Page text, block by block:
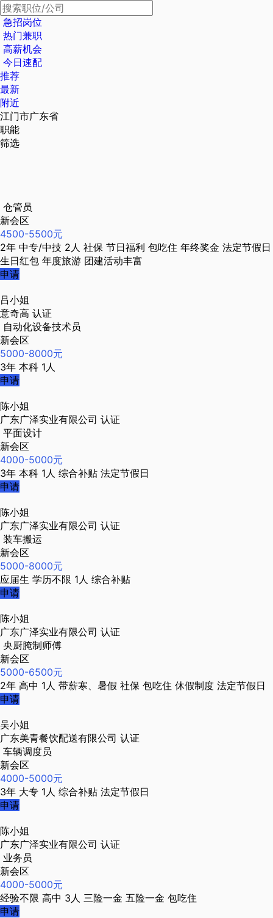
急招岗位
热门兼职
高薪机会
今日速配
推荐
最新
附近
江门市广东省
职能
筛选
仓管员
新会区
4500-5500元
2年 中专/中技 2人 社保 节日福利 包吃住 年终奖金 法定节假日
生日红包 年度旅游 团建活动丰富
申请
吕小姐
意奇高 认证
自动化设备技术员
新会区
5000-8000元
3年 本科 1人
申请
陈小姐
广东广泽实业有限公司 认证
平面设计
新会区
4000-5000元
3年 本科 1人 综合补贴 法定节假日
申请
陈小姐
广东广泽实业有限公司 认证
装车搬运
新会区
5000-8000元
应届生 学历不限 1人 综合补贴
申请
陈小姐
广东广泽实业有限公司 认证
央厨腌制师傅
新会区
5000-6500元
2年 高中 1人 带薪寒、暑假 社保 包吃住 休假制度 法定节假日
申请
吴小姐
广东美青餐饮配送有限公司 认证
车辆调度员
新会区
4000-5000元
3年 大专 1人 综合补贴 法定节假日
申请
陈小姐
广东广泽实业有限公司 认证
业务员
新会区
4000-5000元
经验不限 高中 3人 三险一金 五险一金 包吃住
申请